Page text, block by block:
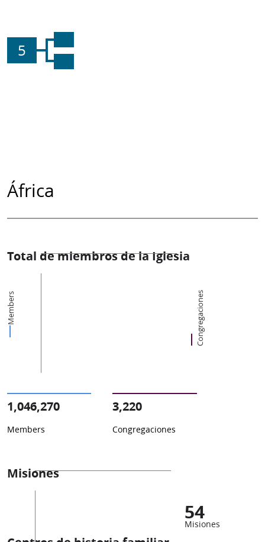
5
África
Total de miembros de la Iglesia
Members Congregaciones
1,046,270
Members
3,220
Congregaciones
Misiones
54
Misiones